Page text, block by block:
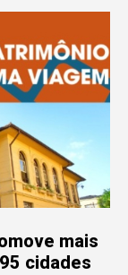
mais
cidades